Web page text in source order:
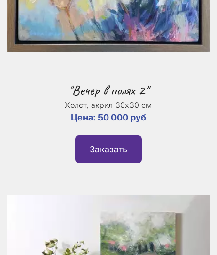
"Вечер в полях 2"
Холст, акрил 30х30 см
Цена: 50 000 руб
Заказать